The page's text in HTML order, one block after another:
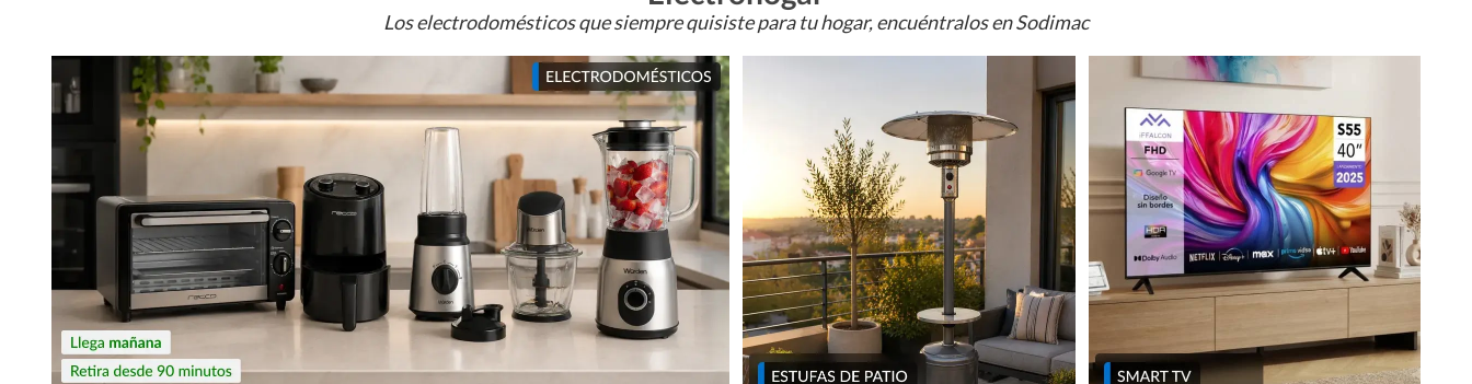
Los electrodomésticos que siempre quisiste para tu hogar, encuéntralos en Sodimac